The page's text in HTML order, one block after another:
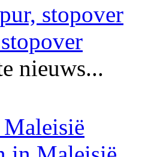
stopover
nieuws...